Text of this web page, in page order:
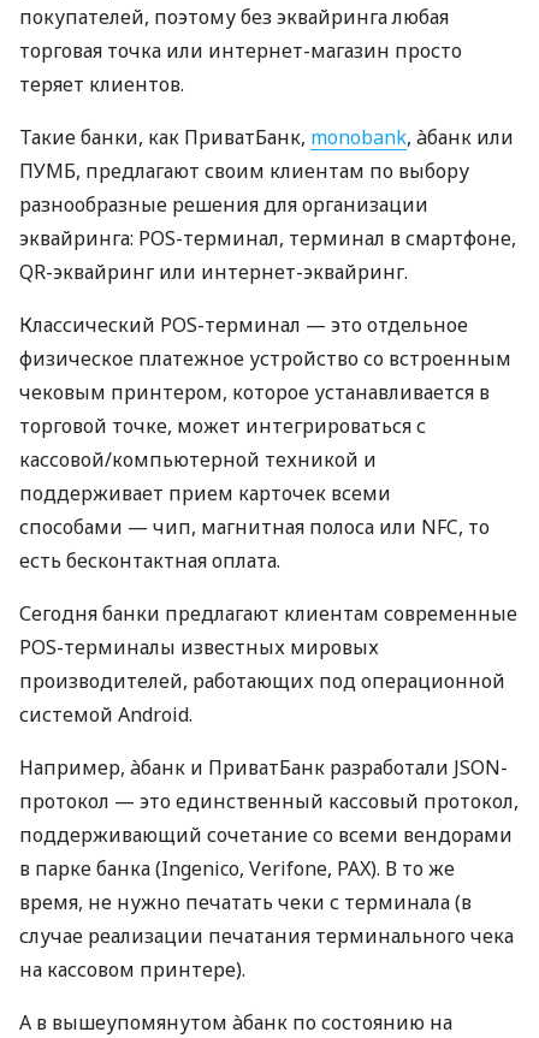
покупателей, поэтому без эквайринга любая
торговая точка или интернет-магазин просто
теряет клиентов.
Такие банки, как ПриватБанк, monobank, àбанк или
ПУМБ, предлагают своим клиентам по выбору
разнообразные решения для организации
эквайринга: POS-терминал, терминал в смартфоне,
QR-эквайринг или интернет-эквайринг.
Классический POS-терминал — это отдельное
физическое платежное устройство со встроенным
чековым принтером, которое устанавливается в
торговой точке, может интегрироваться с
кассовой/компьютерной техникой и
поддерживает прием карточек всеми
способами — чип, магнитная полоса или NFC, то
есть бесконтактная оплата.
Сегодня банки предлагают клиентам современные
POS-терминалы известных мировых
производителей, работающих под операционной
системой Android.
Например, àбанк и ПриватБанк разработали JSON-
протокол — это единственный кассовый протокол,
поддерживающий сочетание со всеми вендорами
в парке банка (Ingenico, Verifone, PAX). В то же
время, не нужно печатать чеки с терминала (в
случае реализации печатания терминального чека
на кассовом принтере).
А в вышеупомянутом àбанк по состоянию на